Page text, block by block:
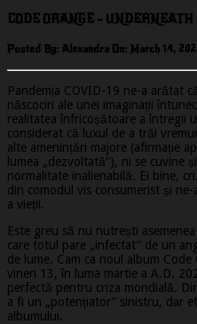
CODE ORANGE – UNDERNEATH
Posted By: Alexandra On: March 14,
Pandemia COVID-19 ne-a arătat
născociri ale unei imaginații
realitatea înfricoșătoare a întregii
considerat că luxul de a trăi
alte amenințări majore (afirmație
lumea „dezvoltată”), ni se cuvine
normalitate inalienabilă. Ei bine,
din comodul vis consumerist și
a vieții.
Este greu să nu nutrești
care totul pare „infectat” de un
de lume. Cam ca noul album
vineri 13, în luma martie a A.D.
perfectă pentru criza mondială.
a fi un „potențiator” sinistru, dar
albumului.